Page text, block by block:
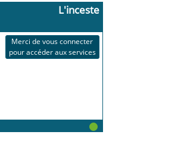
L'inceste
Merci de vous connecter
pour accéder aux services